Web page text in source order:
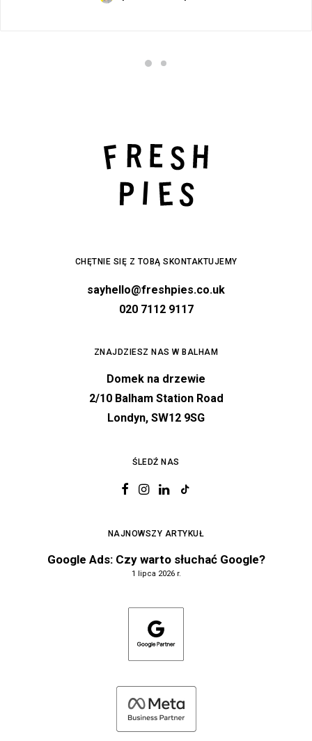
CHĘTNIE SIĘ Z TOBĄ SKONTAKTUJEMY
sayhello@freshpies.co.uk
020 7112 9117
ZNAJDZIESZ NAS W BALHAM
Domek na drzewie
2/10 Balham Station Road
Londyn, SW12 9SG
ŚLEDŹ NAS
NAJNOWSZY ARTYKUŁ
Google Ads: Czy warto słuchać Google?
1 lipca 2026 r.